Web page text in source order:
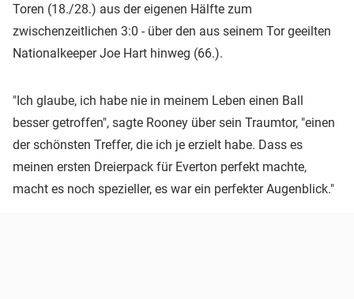
Toren (18./28.) aus der eigenen Hälfte zum
zwischenzeitlichen 3:0 - über den aus seinem Tor geeilten
Nationalkeeper Joe Hart hinweg (66.).
"Ich glaube, ich habe nie in meinem Leben einen Ball
besser getroffen", sagte Rooney über sein Traumtor, "einen
der schönsten Treffer, die ich je erzielt habe. Dass es
meinen ersten Dreierpack für Everton perfekt machte,
macht es noch spezieller, es war ein perfekter Augenblick."